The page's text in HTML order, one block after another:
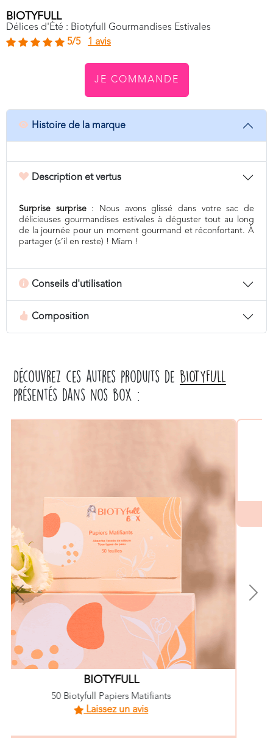
BIOTYFULL
Délices d'Été : Biotyfull Gourmandises Estivales
5/5
1 avis
JE COMMANDE
Histoire de la marque
Description et vertus
Surprise surprise: Nous avons glissé dans votre sac de
délicieuses gourmandises estivales à déguster tout au long
de la journée pour un moment gourmand et réconfortant. À
partager (s’il en reste) ! Miam !
Conseils d'utilisation
Composition
Découvrez ces autres produits de BIOTYFULL
présentés dans nos box :
BIOTYFULL
Beauty Blender
Laissez un avis
Previous Next